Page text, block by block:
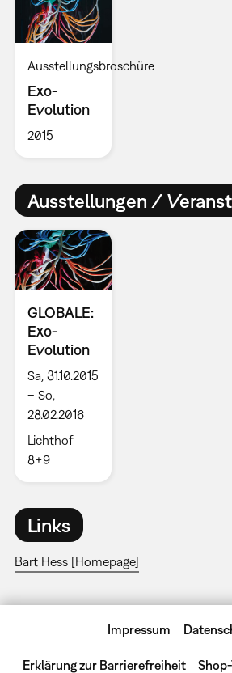
Ausstellungsbroschüre
Exo-
Evolution
2015
Ausstellungen /
GLOBALE:
Exo-
Evolution
Sa, 31.10.2015
– So,
28.02.2016
Lichthof
8+9
Links
Bart Hess [Homepage]
Impressum
Erklärung zur Barrierefreiheit